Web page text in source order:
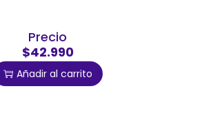
Precio
$42.990
Añadir al carrito